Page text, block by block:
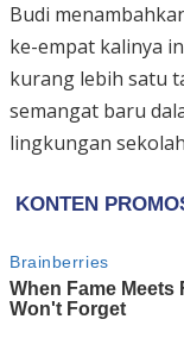
Budi
ke-empat kalinya
kurang lebih satu
semangat baru
lingkungan